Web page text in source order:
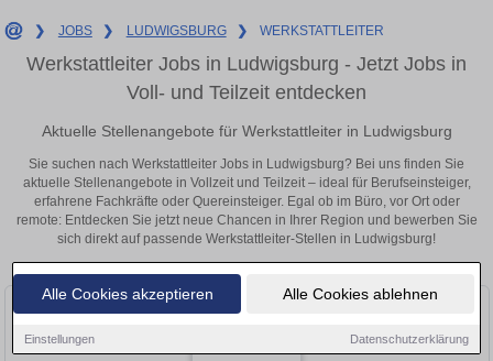
Alle Cookies akzeptieren Alle Cookies ablehnen
Einstellungen Datenschutzerklärung
❯ JOBS ❯ LUDWIGSBURG ❯ WERKSTATTLEITER
Werkstattleiter Jobs in Ludwigsburg - Jetzt Jobs in
Voll- und Teilzeit entdecken
Aktuelle Stellenangebote für Werkstattleiter in Ludwigsburg
Sie suchen nach Werkstattleiter Jobs in Ludwigsburg? Bei uns finden Sie
aktuelle Stellenangebote in Vollzeit und Teilzeit – ideal für Berufseinsteiger,
erfahrene Fachkräfte oder Quereinsteiger. Egal ob im Büro, vor Ort oder
remote: Entdecken Sie jetzt neue Chancen in Ihrer Region und bewerben Sie
sich direkt auf passende Werkstattleiter-Stellen in Ludwigsburg!